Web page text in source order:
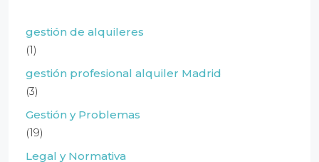
gestión de alquileres
(1)
gestión profesional alquiler Madrid
(3)
Gestión y Problemas
(19)
Legal y Normativa